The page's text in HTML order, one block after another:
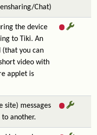
Chat)
the device
to Tiki. An
(that you can
video with
applet is
site) messages
another.